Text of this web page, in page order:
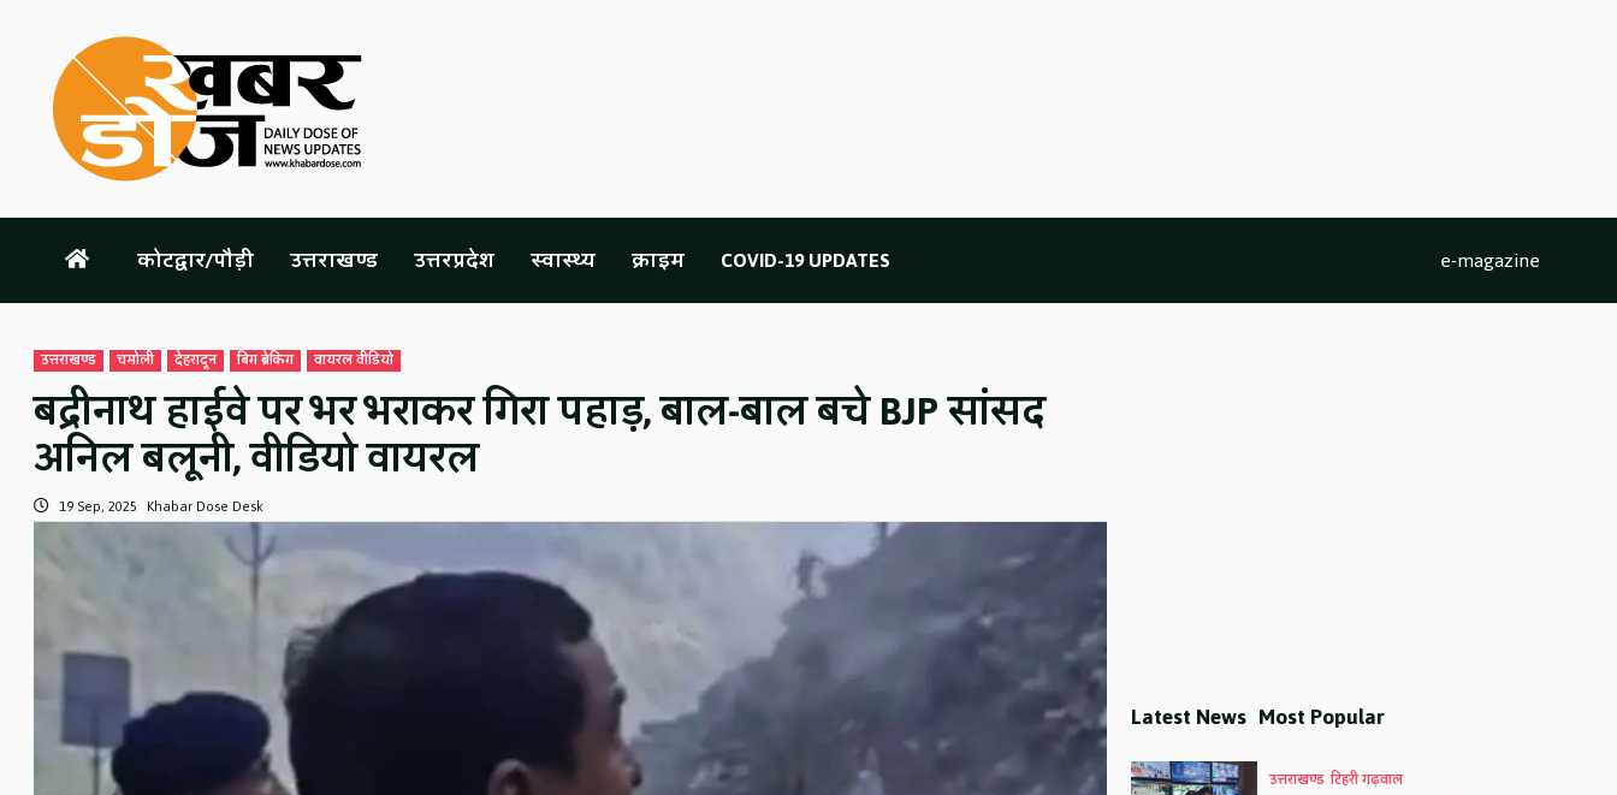
content
कोटद्वार/पौड़ी उत्तराखण्ड उत्तरप्रदेश स्वास्थ्य क्राइम COVID-19 UPDATES e-magazine
उत्तराखण्ड चमोली देहरादून बिग ब्रेकिंग वायरल वीडियो
बद्रीनाथ हाईवे पर भर भराकर गिरा पहाड़, बाल-बाल बचे BJP सांसद
अनिल बलूनी, वीडियो वायरल
19 Sep, 2025 Khabar Dose Desk
Latest News Most Popular
उत्तराखण्ड टिहरी गढ़वाल